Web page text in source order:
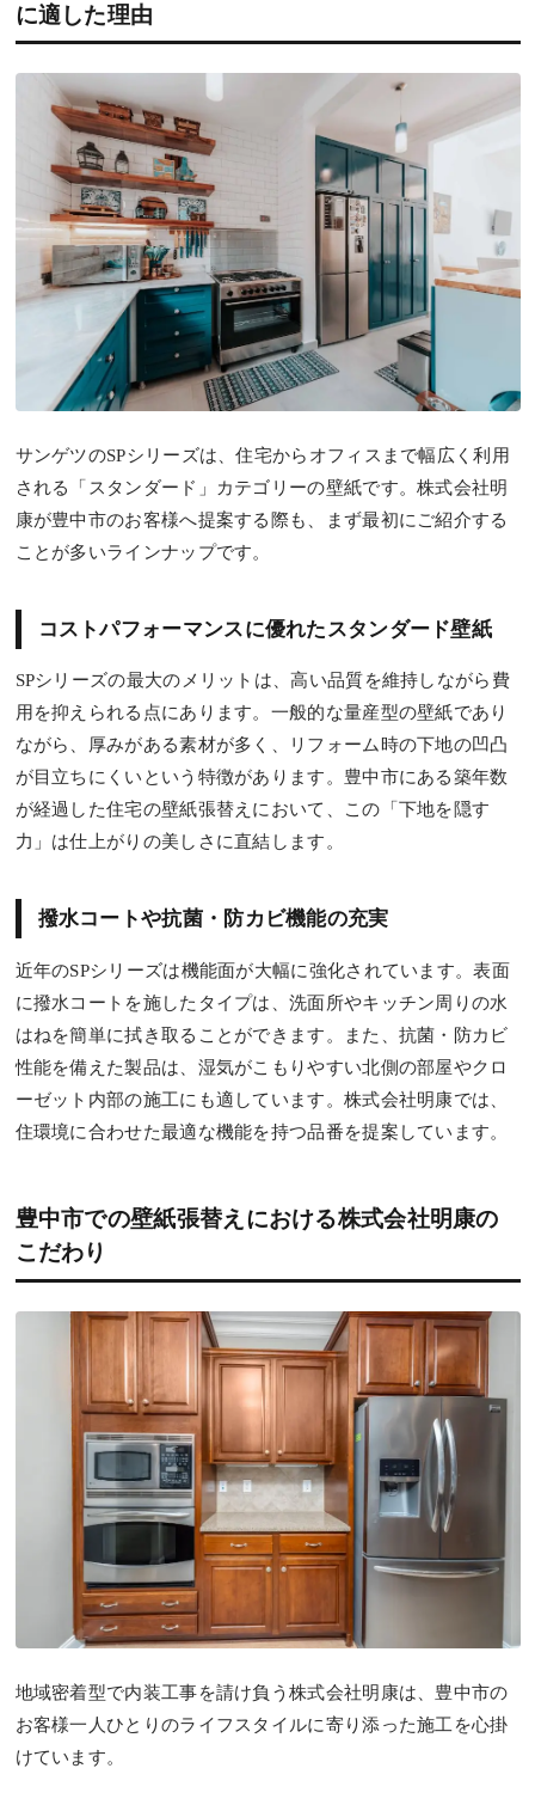
に適した理由
サンゲツのSPシリーズは、住宅からオフィスまで幅広く利用
される「スタンダード」カテゴリーの壁紙です。株式会社明
康が豊中市のお客様へ提案する際も、まず最初にご紹介する
ことが多いラインナップです。
コストパフォーマンスに優れたスタンダード壁紙
SPシリーズの最大のメリットは、高い品質を維持しながら費
用を抑えられる点にあります。一般的な量産型の壁紙であり
ながら、厚みがある素材が多く、リフォーム時の下地の凹凸
が目立ちにくいという特徴があります。豊中市にある築年数
が経過した住宅の壁紙張替えにおいて、この「下地を隠す
力」は仕上がりの美しさに直結します。
撥水コートや抗菌・防カビ機能の充実
近年のSPシリーズは機能面が大幅に強化されています。表面
に撥水コートを施したタイプは、洗面所やキッチン周りの水
はねを簡単に拭き取ることができます。また、抗菌・防カビ
性能を備えた製品は、湿気がこもりやすい北側の部屋やクロ
ーゼット内部の施工にも適しています。株式会社明康では、
住環境に合わせた最適な機能を持つ品番を提案しています。
豊中市での壁紙張替えにおける株式会社明康の
こだわり
地域密着型で内装工事を請け負う株式会社明康は、豊中市の
お客様一人ひとりのライフスタイルに寄り添った施工を心掛
けています。